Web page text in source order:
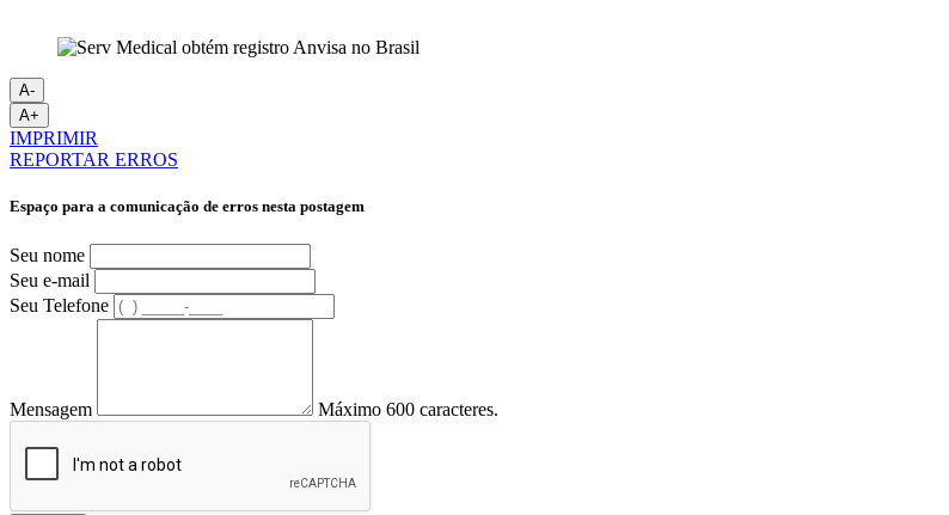
A-
A+
IMPRIMIR
REPORTAR ERROS
Espaço para a comunicação de erros nesta postagem
Seu nome
Seu e-mail
Seu Telefone
Mensagem Máximo 600 caracteres.